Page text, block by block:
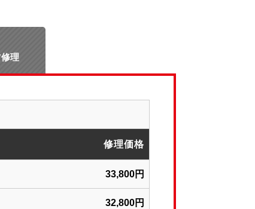
理
修理価格
33,800円
32,800円